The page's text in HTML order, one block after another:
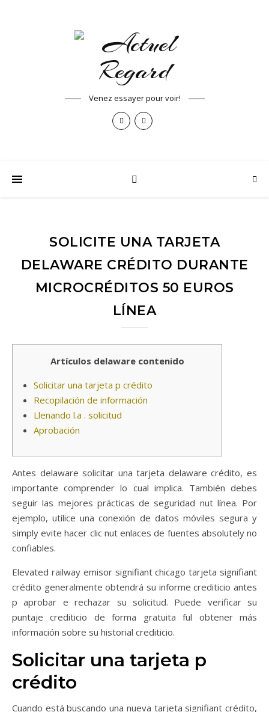
Venez essayer pour voir!
SOLICITE UNA TARJETA
DELAWARE CRÉDITO DURANTE
MICROCRÉDITOS 50 EUROS
LÍNEA
Artículos delaware contenido
Solicitar una tarjeta p crédito
Recopilación de información
Llenando l.a . solicitud
Aprobación
Antes delaware solicitar una tarjeta delaware crédito, es
importante comprender lo cual implica. También debes
seguir las mejores prácticas de seguridad nut línea. Por
ejemplo, utilice una conexión de datos móviles segura y
simply evite hacer clic nut enlaces de fuentes absolutely no
confiables.
Elevated railway emisor signifiant chicago tarjeta signifiant
crédito generalmente obtendrá su informe crediticio antes
p aprobar e rechazar su solicitud. Puede verificar su
puntaje crediticio de forma gratuita ful obtener más
información sobre su historial crediticio.
Solicitar una tarjeta p
crédito
Cuando está buscando una nueva tarjeta signifiant crédito,